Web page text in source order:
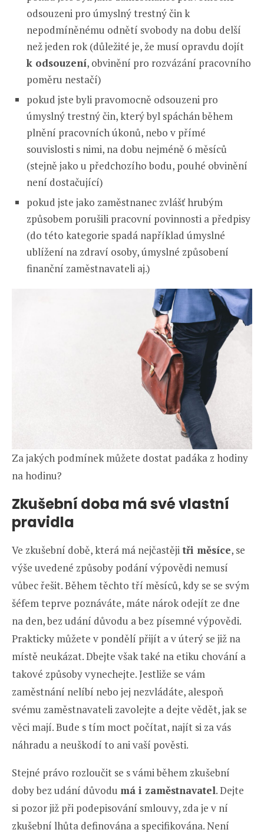
odsouzeni pro úmyslný trestný čin k
nepodmíněnému odnětí svobody na dobu delší
než jeden rok (důležité je, že musí opravdu dojít
k odsouzení, obvinění pro rozvázání pracovního
poměru nestačí)
pokud jste byli pravomocně odsouzeni pro
úmyslný trestný čin, který byl spáchán během
plnění pracovních úkonů, nebo v přímé
souvislosti s nimi, na dobu nejméně 6 měsíců
(stejně jako u předchozího bodu, pouhé obvinění
není dostačující)
pokud jste jako zaměstnanec zvlášť hrubým
způsobem porušili pracovní povinnosti a předpisy
(do této kategorie spadá například úmyslné
ublížení na zdraví osoby, úmyslné způsobení
finanční zaměstnavateli aj.)
Za jakých podmínek můžete dostat padáka z hodiny
na hodinu?
Zkušební doba má své vlastní
pravidla
Ve zkušební době, která má nejčastějitři měsíce, se
výše uvedené způsoby podání výpovědi nemusí
vůbec řešit. Během těchto tří měsíců, kdy se se svým
šéfem teprve poznáváte, máte nárok odejít ze dne
na den, bez udání důvodu a bez písemné výpovědi.
Prakticky můžete v pondělí přijít a v úterý se již na
místě neukázat. Dbejte však také na etiku chování a
takové způsoby vynechejte. Jestliže se vám
zaměstnání nelíbí nebo jej nezvládáte, alespoň
svému zaměstnavateli zavolejte a dejte vědět, jak se
věci mají. Bude s tím moct počítat, najít si za vás
náhradu a neuškodí to ani vaší pověsti.
Stejné právo rozloučit se s vámi během zkušební
doby bez udání důvodu má i zaměstnavatel. Dejte
si pozor již při podepisování smlouvy, zda je v ní
zkušební lhůta definována a specifikována. Není